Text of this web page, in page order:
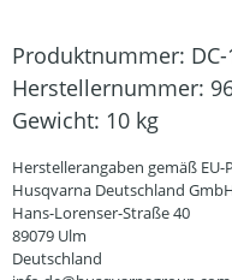
Produktnummer:
Herstellernummer:
Gewicht: 10 kg
Herstellerangaben gemäß
Husqvarna Deutschland
Hans-Lorenser-Straße 40
89079 Ulm
Deutschland